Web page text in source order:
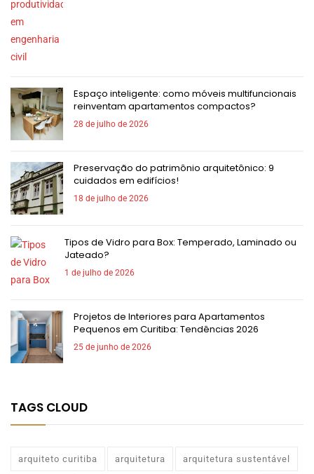
Espaço inteligente: como móveis multifuncionais
reinventam apartamentos compactos?
28 de julho de 2026
Preservação do patrimônio arquitetônico: 9
cuidados em edifícios!
18 de julho de 2026
Tipos de Vidro para Box: Temperado, Laminado ou
Jateado?
1 de julho de 2026
Projetos de Interiores para Apartamentos
Pequenos em Curitiba: Tendências 2026
25 de junho de 2026
TAGS CLOUD
arquiteto curitiba arquitetura arquitetura sustentável